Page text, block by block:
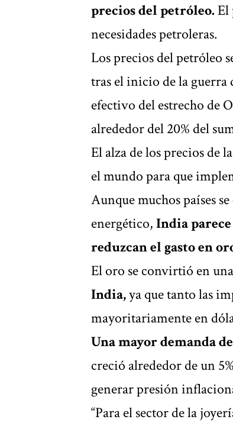
precios del petróleo.El
necesidades petroleras.
Los precios del petróleo
tras el inicio de la guerra
efectivo del estrecho de
alrededor del 20% del
El alza de los precios de
el mundo para que
Aunque muchos países
energético,India
reduzcan el gasto en
El oro se convirtió en una
India,ya que tanto las
mayoritariamente en
Una mayor demanda
creció alrededor de un
generar presión
“Para el sector de la